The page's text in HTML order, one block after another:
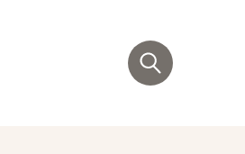
Søg